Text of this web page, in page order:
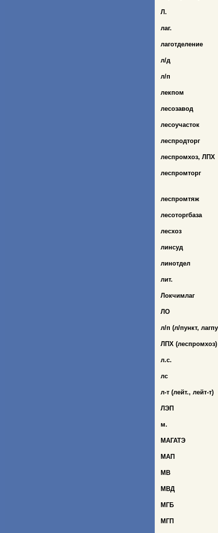
Л.
лаг.
лаготделение
л/д
л/п
лекпом
лесозавод
лесоучасток
леспродторг
леспромхоз, ЛПХ
леспромторг
леспромтяж
лесоторгбаза
лесхоз
линсуд
линотдел
лит.
Локчимлаг
ЛО
л/п (л/пункт,
ЛПХ (леспромхоз)
л.с.
лс
л-т (лейт., лейт-т)
ЛЭП
м.
МАГАТЭ
МАП
МВ
МВД
МГБ
МГП